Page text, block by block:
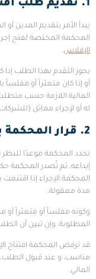
1. تقديم طلب افتتاح الإجراء
يبدأ الأمر بتقديم المدين
المحكمة المختصة لفتح
الإفلاس.
يجوز التقدم بهذا الطلب
أو إذا كان متعثراً أو
المالية اللازمة حسب
له أو لإجراء مماثل
2. قرار المحكمة بقبول أو رفض طلب الإجراء
إيداعه، ثم تُصدر المحكمة
المحكمة الإجراء إذا
مدة معقولة،
وكونه مفلساً أو متعثراً أو
المطلوبة، وإن تبين أن
قد ترفض المحكمة افتتاح
مناسب، و عند قبول الطلب،
المالي.